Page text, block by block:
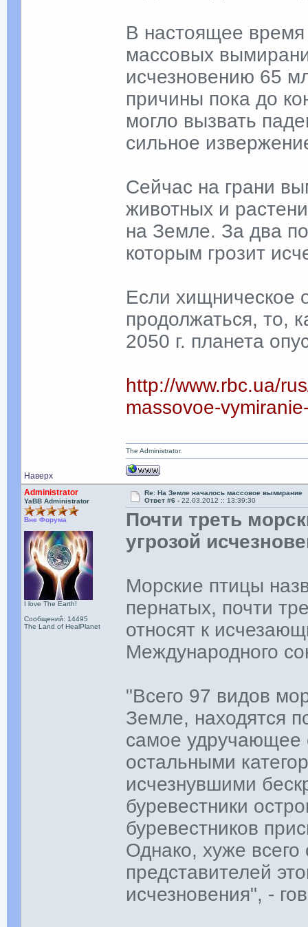
В настоящее
массовых
исчезновению 65
причины пока до
могло вызвать
сильное
Сейчас на грани
животных и
на Земле. За два
которым грозит
Если хищническое
продолжаться, то,
2050 г. планета
http://www.rbc.ua/
massovoe-
Наверх
The Administrator.
Administrator
YaBB Administrator
Вне Форума
I love The Earth!
Сообщений: 14495
The Land of HealPlanet
Re: На Земле началось массовое вымирание
Ответ #6 -22.03.2012 :: 13:39:30
Почти треть
угрозой
Морские птицы
пернатых, почти
относят к
Международного
"Всего 97 видов
Земле, находятся
самое удручающее
остальными
исчезнувшими
буревестники
буревестников
Однако, хуже
представителей
исчезновения", -